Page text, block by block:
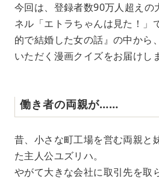
今回は、登録者数90万人超え
ネル「エトラちゃんは見た！」
的で結婚した女の話』の中から
いただく漫画クイズをお届けし
働き者の両親が……
昔、小さな町工場を営む両親と
た主人公ユズリハ。
やがて大きな会社に取引先を取